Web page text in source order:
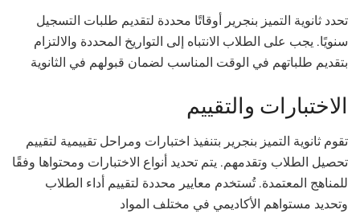
تحدد ثانوية التميز بنجرير أوقاتًا محددة لتقديم طلبات التسجيل
سنويًا. يجب على الطلاب الانتباه إلى التواريخ المحددة والالتزام
بتقديم طلباتهم في الوقت المناسب لضمان قبولهم في الثانوية
الاختبارات والتقييم
تقوم ثانوية التميز بنجرير بتنفيذ اختبارات ومراحل تقييمية لتقييم
تحصيل الطلاب وتقدمهم. يتم تحديد أنواع الاختبارات ومحتواها وفقًا
للمناهج المعتمدة. تُستخدم معايير محددة لتقييم أداء الطلاب
وتحديد مستواهم الأكاديمي في مختلف المواد